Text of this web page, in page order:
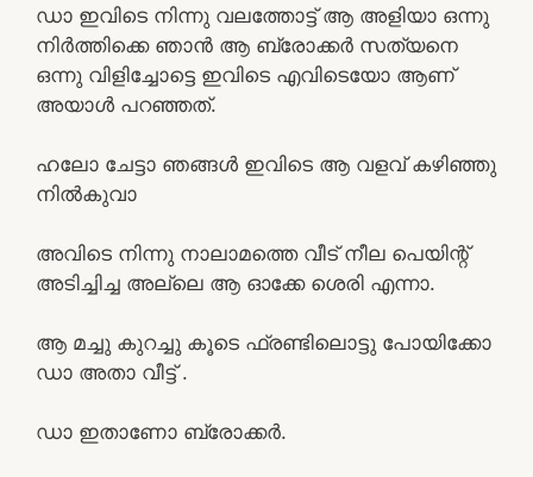
ഡാ ഇവിടെ നിന്നു വലത്തോട്ട് ആ അളിയാ ഒന്നു
നിർത്തിക്കെ ഞാൻ ആ ബ്രോക്കർ സത്യനെ
ഒന്നു വിളിച്ചോട്ടെ ഇവിടെ എവിടെയോ ആണ്
അയാൾ പറഞ്ഞത്.
ഹലോ ചേട്ടാ ഞങ്ങൾ ഇവിടെ ആ വളവ് കഴിഞ്ഞു
നിൽകുവാ
അവിടെ നിന്നു നാലാമത്തെ വീട് നീല പെയിന്റ്
അടിച്ചിച്ച അല്ലെ ആ ഓക്കേ ശെരി എന്നാ.
ആ മച്ചു കുറച്ചു കൂടെ ഫ്രണ്ടിലൊട്ടു പോയിക്കോ
ഡാ അതാ വീട്ട് .
ഡാ ഇതാണോ ബ്രോക്കർ.